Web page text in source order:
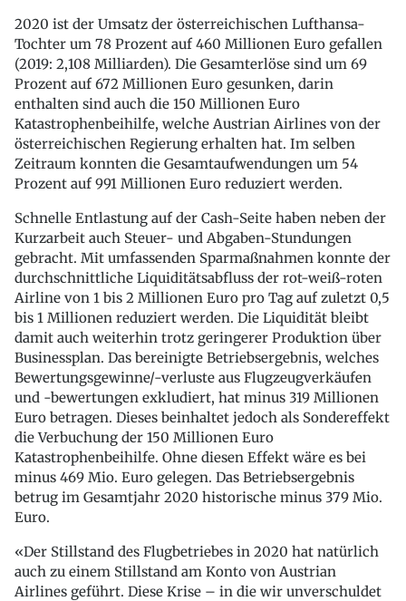
2020 ist der Umsatz der österreichischen Lufthansa-
Tochter um 78 Prozent auf 460 Millionen Euro gefallen
(2019: 2,108 Milliarden). Die Gesamterlöse sind um 69
Prozent auf 672 Millionen Euro gesunken, darin
enthalten sind auch die 150 Millionen Euro
Katastrophenbeihilfe, welche Austrian Airlines von der
österreichischen Regierung erhalten hat. Im selben
Zeitraum konnten die Gesamtaufwendungen um 54
Prozent auf 991 Millionen Euro reduziert werden.
Schnelle Entlastung auf der Cash-Seite haben neben der
Kurzarbeit auch Steuer- und Abgaben-Stundungen
gebracht. Mit umfassenden Sparmaßnahmen konnte der
durchschnittliche Liquiditätsabfluss der rot-weiß-roten
Airline von 1 bis 2 Millionen Euro pro Tag auf zuletzt 0,5
bis 1 Millionen reduziert werden. Die Liquidität bleibt
damit auch weiterhin trotz geringerer Produktion über
Businessplan. Das bereinigte Betriebsergebnis, welches
Bewertungsgewinne/-verluste aus Flugzeugverkäufen
und -bewertungen exkludiert, hat minus 319 Millionen
Euro betragen. Dieses beinhaltet jedoch als Sondereffekt
die Verbuchung der 150 Millionen Euro
Katastrophenbeihilfe. Ohne diesen Effekt wäre es bei
minus 469 Mio. Euro gelegen. Das Betriebsergebnis
betrug im Gesamtjahr 2020 historische minus 379 Mio.
Euro.
«Der Stillstand des Flugbetriebes in 2020 hat natürlich
auch zu einem Stillstand am Konto von Austrian
Airlines geführt. Diese Krise – in die wir unverschuldet